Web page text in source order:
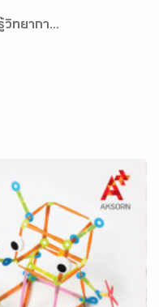
วิทยากา...